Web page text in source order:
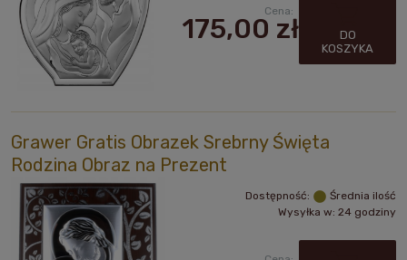
Cena:
175,00 zł
DO
KOSZYKA
Grawer Gratis Obrazek Srebrny Święta
Rodzina Obraz na Prezent
Dostępność:
Średnia ilość
Wysyłka w: 24 godziny